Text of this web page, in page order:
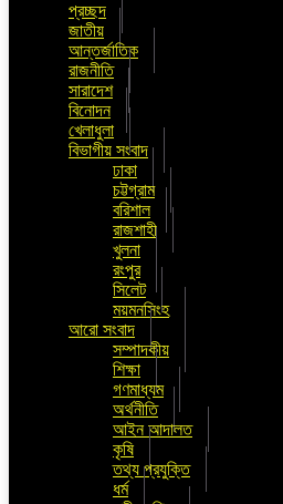
প্রচ্ছদ
জাতীয়
আন্তর্জাতিক
রাজনীতি
সারাদেশ
বিনোদন
খেলাধুলা
বিভাগীয় সংবাদ
ঢাকা
চট্টগ্রাম
বরিশাল
রাজশাহী
খুলনা
রংপুর
সিলেট
ময়মনসিংহ
আরো সংবাদ
সম্পাদকীয়
শিক্ষা
গণমাধ্যম
অর্থনীতি
আইন আদালত
কৃষি
তথ্য প্রযুক্তি
ধর্ম